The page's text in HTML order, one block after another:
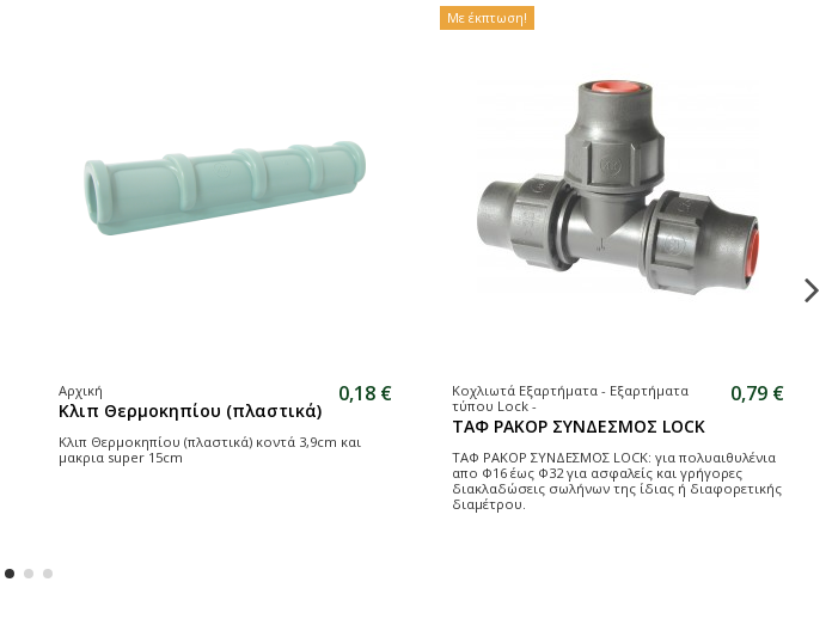
Αρχική
Κλιπ Θερμοκηπίου (πλαστικά)
0,18 €
Κλιπ Θερμοκηπίου (πλαστικά) κοντά 3,9cm και
μακρια super 15cm
Με έκπτωση!
Κοχλιωτά Εξαρτήματα - Εξαρτήματα
τύπου Lock -
ΤΑΦ ΡΑΚΟΡ ΣΥΝΔΕΣΜΟΣ LOCK
0,79 €
ΤΑΦ ΡΑΚΟΡ ΣΥΝΔΕΣΜΟΣ LOCK: για πολυαιθυλένια
απο Φ16 έως Φ32 για ασφαλείς και γρήγορες
διακλαδώσεις σωλήνων της ίδιας ή διαφορετικής
διαμέτρου.